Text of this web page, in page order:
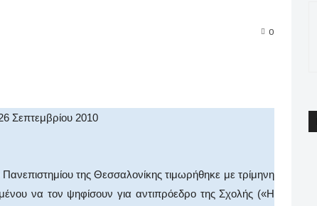
0
2010
της Θεσσαλονίκης τιμωρήθηκε με τρίμηνη
να τον ψηφίσουν για αντιπρόεδρο της Σχολής («Η